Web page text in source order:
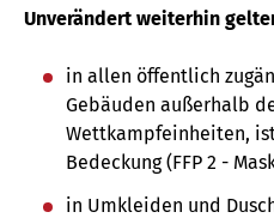
Unverändert weiterhin
in allen öffentlich
Gebäuden außerhalb
Wettkampfeinheiten,
Bedeckung (FFP 2 -
in Umkleiden und